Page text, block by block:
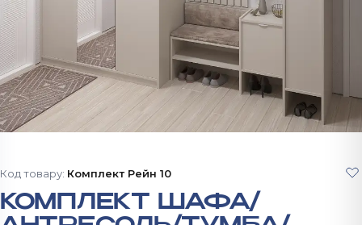
Код товару: Комплект Рейн 10
КОМПЛЕКТ ШАФА/